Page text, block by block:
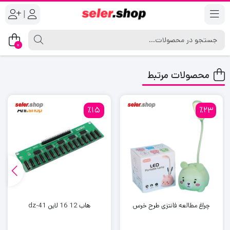
|
0
محصولات مرتبط
٪23
چراغ مطالعه فانتزی طرح خرس
٪15
هاب 12 16 لاین dz-41